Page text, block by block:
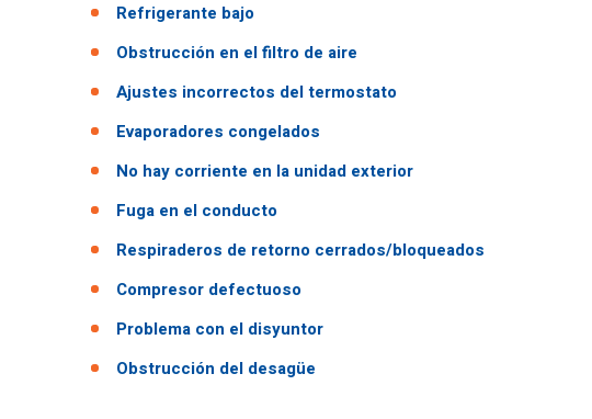
Refrigerante bajo
Obstrucción en el filtro de aire
Ajustes incorrectos del termostato
Evaporadores congelados
No hay corriente en la unidad exterior
Fuga en el conducto
Respiraderos de retorno cerrados/bloqueados
Compresor defectuoso
Problema con el disyuntor
Obstrucción del desagüe